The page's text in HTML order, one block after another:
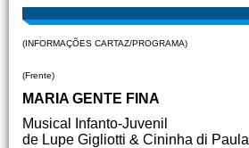
(INFORMAÇÕES CARTAZ/PROGRAMA)
(Frente)
MARIA GENTE FINA
Musical Infanto-Juvenil
de Lupe Gigliotti & Cininha di Paula